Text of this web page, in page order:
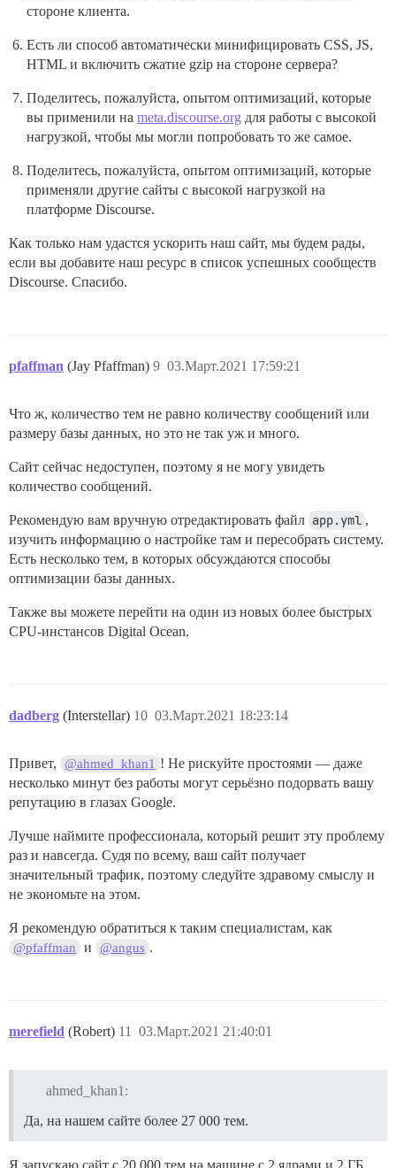
стороне клиента.
Есть ли способ автоматически минифицировать CSS, JS,
HTML и включить сжатие gzip на стороне сервера?
Поделитесь, пожалуйста, опытом оптимизаций, которые
вы применили на meta.discourse.org для работы с высокой
нагрузкой, чтобы мы могли попробовать то же самое.
Поделитесь, пожалуйста, опытом оптимизаций, которые
применяли другие сайты с высокой нагрузкой на
платформе Discourse.
Как только нам удастся ускорить наш сайт, мы будем рады,
если вы добавите наш ресурс в список успешных сообществ
Discourse. Спасибо.
pfaffman (Jay Pfaffman) 03.Март.2021 17:59:21
9
Что ж, количество тем не равно количеству сообщений или
размеру базы данных, но это не так уж и много.
Сайт сейчас недоступен, поэтому я не могу увидеть
количество сообщений.
Рекомендую вам вручную отредактировать файл app.yml ,
изучить информацию о настройке там и пересобрать систему.
Есть несколько тем, в которых обсуждаются способы
оптимизации базы данных.
Также вы можете перейти на один из новых более быстрых
CPU-инстансов Digital Ocean.
dadberg (Interstellar) 03.Март.2021 18:23:14
10
Привет, @ahmed_khan1 ! Не рискуйте простоями — даже
несколько минут без работы могут серьёзно подорвать вашу
репутацию в глазах Google.
Лучше наймите профессионала, который решит эту проблему
раз и навсегда. Судя по всему, ваш сайт получает
значительный трафик, поэтому следуйте здравому смыслу и
не экономьте на этом.
Я рекомендую обратиться к таким специалистам, как
@pfaffman и @angus .
merefield (Robert) 03.Март.2021 21:40:01
11
ahmed_khan1:
Да, на нашем сайте более 27 000 тем.
Я запускаю сайт с 20 000 тем на машине с 2 ядрами и 2 ГБ